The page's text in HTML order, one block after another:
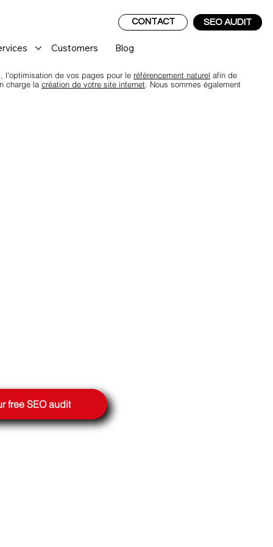
SEO AUDIT
CONTACT
Customers Blog
l'optimisation de vos pages pour le référencement naturel afin de
charge lacréation de votre site internet. Nous sommes également
free SEO audit